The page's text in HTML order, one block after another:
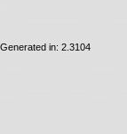
Generated in: 2.3104